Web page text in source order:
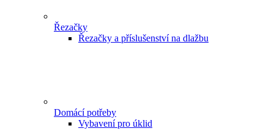
Řezačky
Řezačky a příslušenství na dlažbu
Domácí potřeby
Vybavení pro úklid